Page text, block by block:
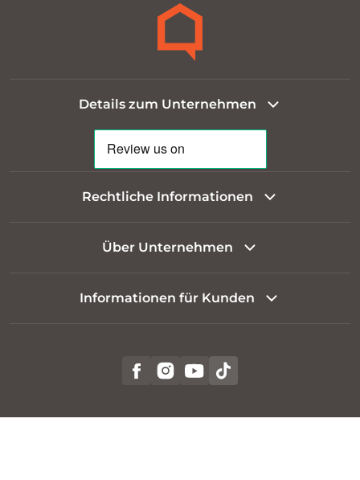
Details zum Unternehmen
Rechtliche Informationen
Über Unternehmen
Informationen für Kunden